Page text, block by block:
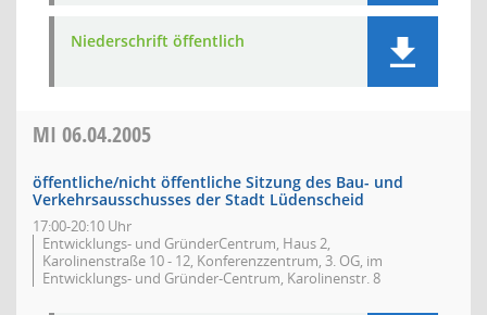
Niederschrift öffentlich
MI 06.04.2005
öffentliche/nicht öffentliche Sitzung des Bau- und
Verkehrsausschusses der Stadt Lüdenscheid
17:00-20:10 Uhr
Entwicklungs- und GründerCentrum, Haus 2,
Karolinenstraße 10 - 12, Konferenzzentrum, 3. OG, im
Entwicklungs- und Gründer-Centrum, Karolinenstr. 8